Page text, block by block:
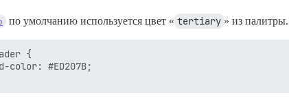
по умолчанию используется цвет « tertiary » из
{
color: #ED207B;